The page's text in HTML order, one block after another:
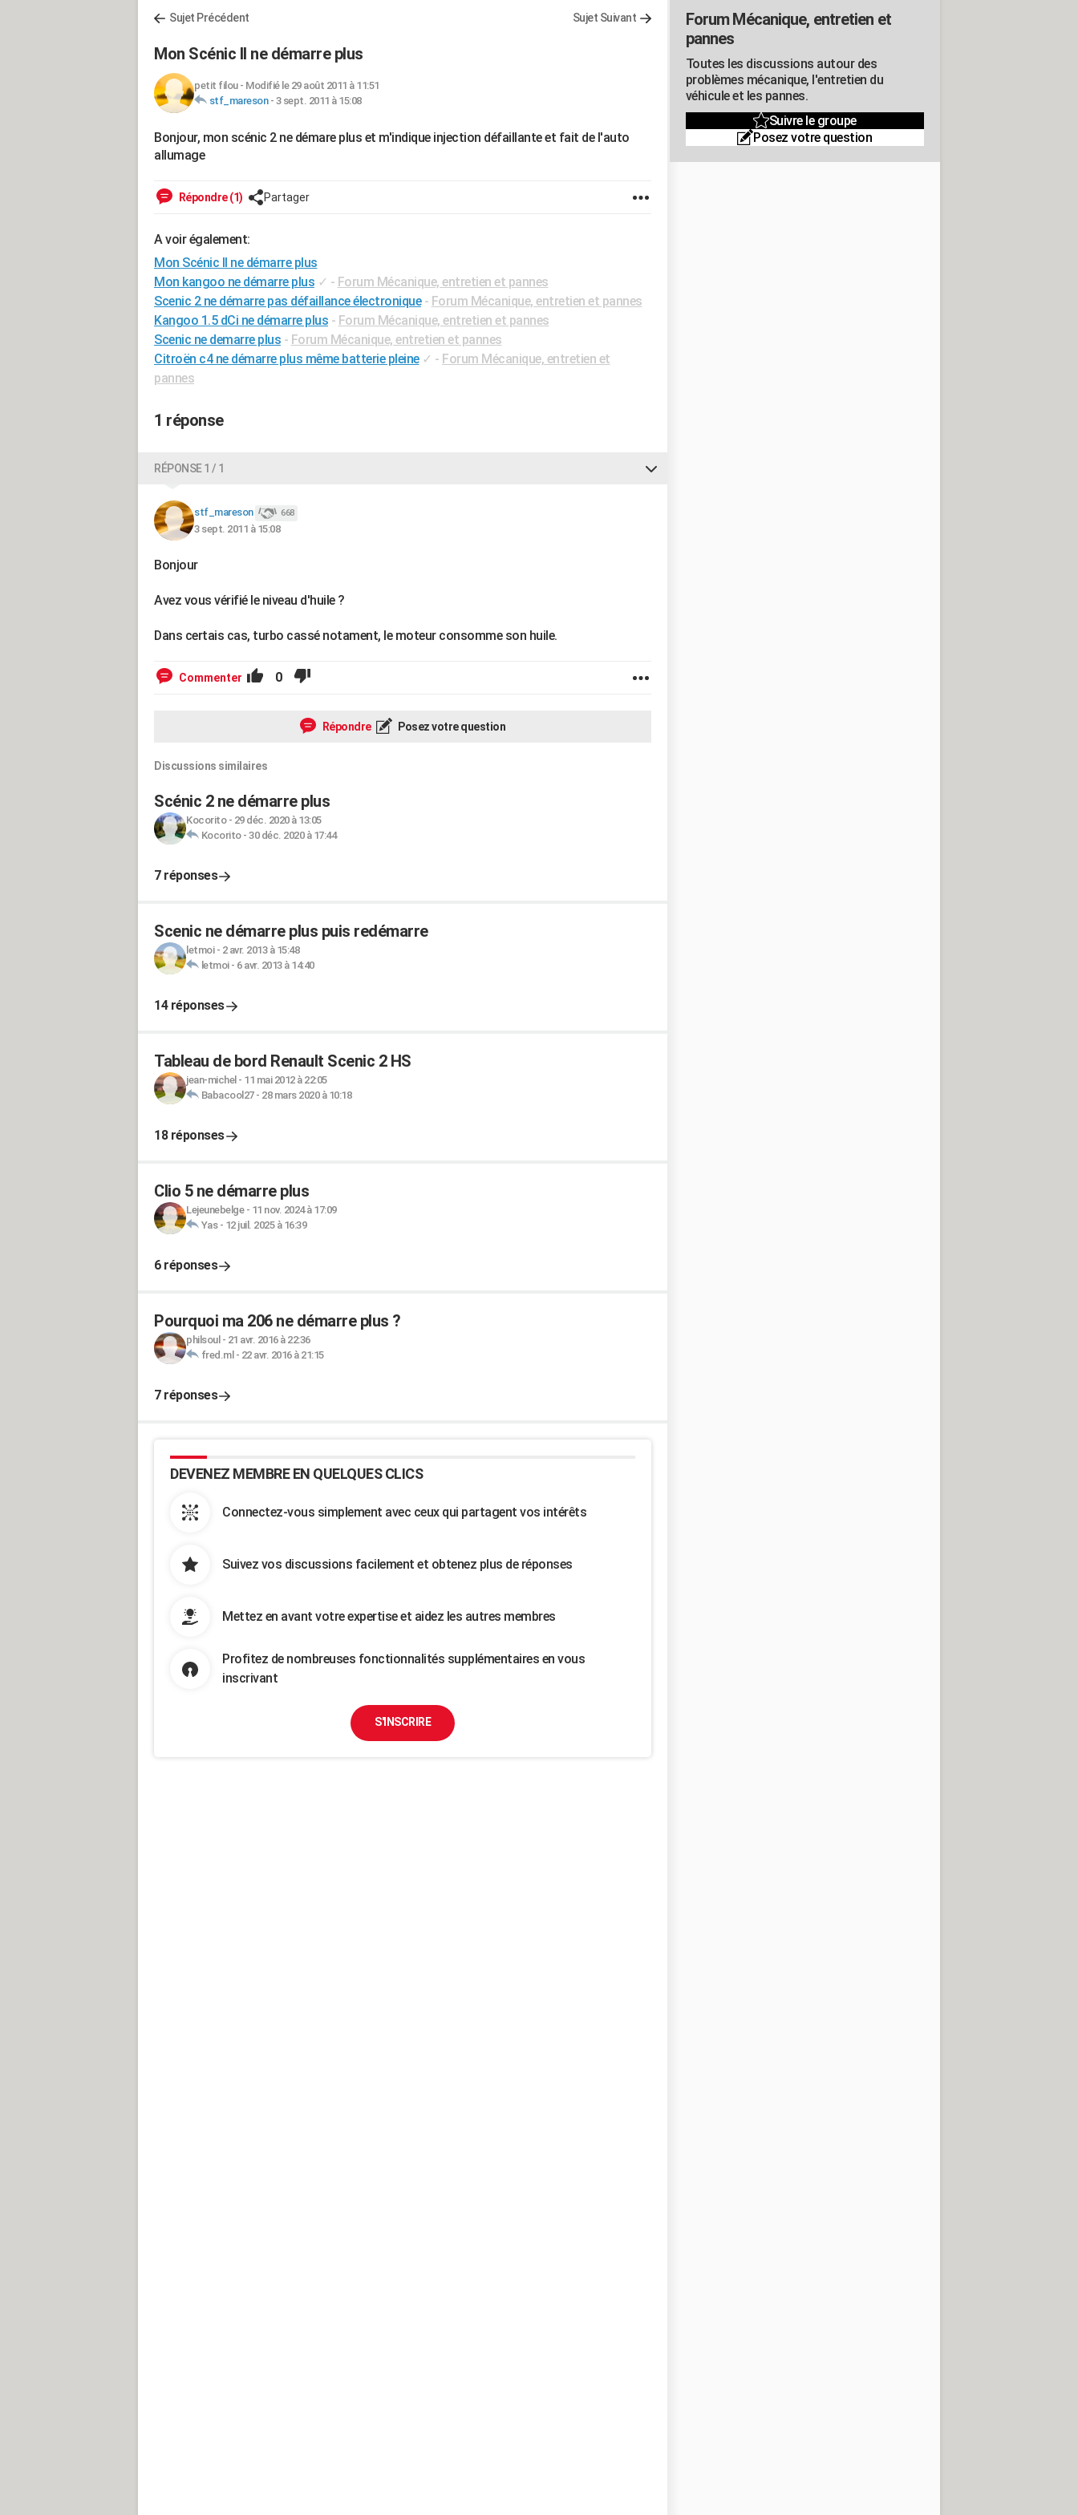
Sujet Précédent Sujet Suivant
Mon Scénic II ne démarre plus
petit filou- Modifié le 29 août 2011 à 11:51
stf_mareson- 3 sept. 2011 à 15:08
Bonjour, mon scénic 2 ne démare plus et m'indique injection défaillante et fait de l'auto
allumage
Répondre (1) Partager
A voir également:
Mon Scénic II ne démarre plus
Mon kangoo ne démarre plus ✓ - Forum Mécanique, entretien et pannes
Scenic 2 ne démarre pas défaillance électronique - Forum Mécanique, entretien et pannes
Kangoo 1.5 dCi ne démarre plus - Forum Mécanique, entretien et pannes
Scenic ne demarre plus - Forum Mécanique, entretien et pannes
Citroën c4 ne démarre plus même batterie pleine ✓ - Forum Mécanique, entretien et
pannes
1 réponse
RÉPONSE 1 / 1
stf_mareson 668
3 sept. 2011 à 15:08
Bonjour
Avez vous vérifié le niveau d'huile ?
Dans certais cas, turbo cassé notament, le moteur consomme son huile.
Commenter 0
Répondre Posez votre question
Discussions similaires
Scénic 2 ne démarre plus
Kocorito- 29 déc. 2020 à 13:05
Kocorito- 30 déc. 2020 à 17:44
7 réponses
Scenic ne démarre plus puis redémarre
letmoi- 2 avr. 2013 à 15:48
letmoi- 6 avr. 2013 à 14:40
14 réponses
Tableau de bord Renault Scenic 2 HS
jean-michel - 11 mai 2012 à 22:05
Babacool27- 28 mars 2020 à 10:18
18 réponses
Clio 5 ne démarre plus
Lejeunebelge- 11 nov. 2024 à 17:09
Yas- 12 juil. 2025 à 16:39
6 réponses
Pourquoi ma 206 ne démarre plus ?
philsoul - 21 avr. 2016 à 22:36
fred.ml - 22 avr. 2016 à 21:15
7 réponses
DEVENEZ MEMBRE EN QUELQUES CLICS
Connectez-vous simplement avec ceux qui partagent vos intérêts
Suivez vos discussions facilement et obtenez plus de réponses
Mettez en avant votre expertise et aidez les autres membres
Profitez de nombreuses fonctionnalités supplémentaires en vous
inscrivant
S'INSCRIRE
Forum Mécanique, entretien et
pannes
Toutes les discussions autour des
problèmes mécanique, l'entretien du
véhicule et les pannes.
Suivre le groupe
Posez votre question